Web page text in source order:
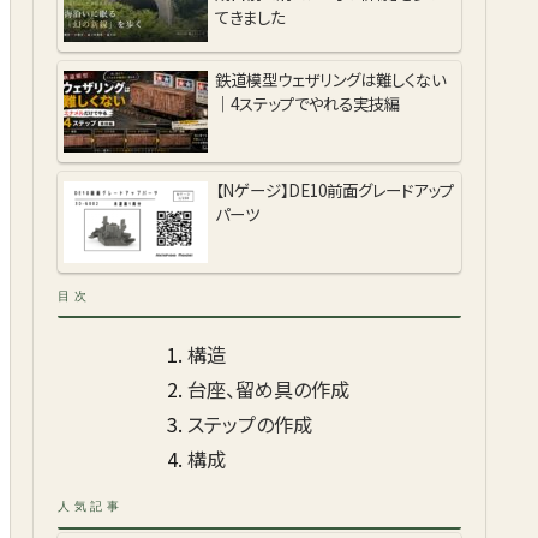
てきました
鉄道模型ウェザリングは難しくない
｜4ステップでやれる実技編
【Nゲージ】DE10前面グレードアップ
パーツ
目次
構造
台座、留め具の作成
ステップの作成
構成
人気記事